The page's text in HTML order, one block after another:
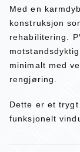
Med en
konstruksjon
rehabilitering.
minimalt med
rengjøring.
Dette er et
funksjonelt